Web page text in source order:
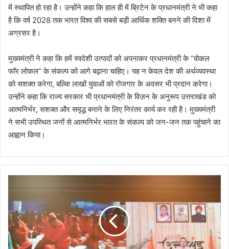
में स्थापित हो रहा है। उन्होंने कहा कि हाल ही में ब्रिटेन के प्रधानमंत्री ने भी कहा
है कि वर्ष 2028 तक भारत विश्व की सबसे बड़ी आर्थिक शक्ति बनने की दिशा में
अग्रसर है।
मुख्यमंत्री ने कहा कि हमें स्वदेशी उत्पादों को अपनाकर प्रधानमंत्री के “वोकल
फॉर लोकल” के संकल्प को आगे बढ़ाना चाहिए। यह न केवल देश की अर्थव्यवस्था
को सशक्त करेगा, बल्कि लाखों युवाओं को रोजगार के अवसर भी प्रदान करेगा।
उन्होंने कहा कि राज्य सरकार भी प्रधानमंत्री के विज़न के अनुरूप उत्तराखंड को
आत्मनिर्भर, सशक्त और समृद्ध बनाने के लिए निरंतर कार्य कर रही है। मुख्यमंत्री
ने सभी उपस्थित जनों से आत्मनिर्भर भारत के संकल्प को जन-जन तक पहुंचाने का
आह्वान किया।
मं
त्री
पु
ष्क
र